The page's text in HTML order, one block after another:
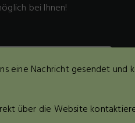
bei Ihnen!
Nachricht gesendet
über die Website